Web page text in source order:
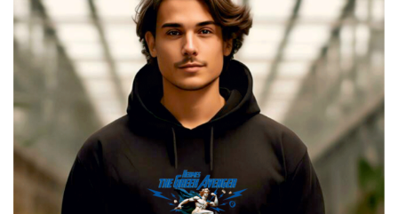
Hermes The Greek Avenger
€29.00